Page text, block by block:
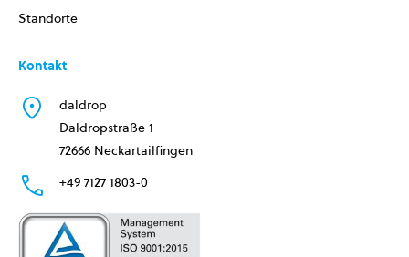
Standorte
Kontakt
daldrop
Daldropstraße 1
72666 Neckartailfingen
+49 7127 1803-0